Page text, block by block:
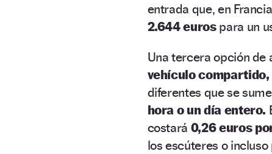
entrada que, en
2.644 euros para un
Una tercera opción de
vehículo compartido,
diferentes que se
hora o un día entero.
costará 0,26 euros
los escúteres o